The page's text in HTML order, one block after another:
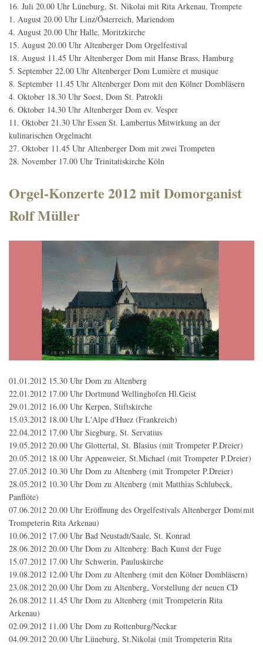
16. Juli 20.00 Uhr Lüneburg, St. Nikolai mit Rita Arkenau, Trompete
1. August 20.00 Uhr Linz/Österreich, Mariendom
4. August 20.00 Uhr Halle, Moritzkirche
15. August 20.00 Uhr Altenberger Dom Orgelfestival
18. August 11.45 Uhr Altenberger Dom mit Hanse Brass, Hamburg
5. September 22.00 Uhr Altenberger Dom Lumière et musique
8. September 11.45 Uhr Altenberger Dom mit den Kölner Dombläsern
4. Oktober 18.30 Uhr Soest, Dom St. Patrokli
6. Oktober 14.30 Uhr Altenberger Dom ev. Vesper
11. Oktober 21.30 Uhr Essen St. Lambertus Mitwirkung an der
kulinarischen Orgelnacht
27. Oktober 11.45 Uhr Altenberger Dom mit zwei Trompeten
28. November 17.00 Uhr Trinitatiskirche Köln
Orgel-Konzerte 2012 mit Domorganist
Rolf Müller
01.01.2012 15.30 Uhr Dom zu Altenberg
22.01.2012 17.00 Uhr Dortmund Wellinghofen Hl.Geist
29.01.2012 16.00 Uhr Kerpen, Stiftskirche
15.03.2012 18.00 Uhr L'Alpe d'Huez (Frankreich)
22.04.2012 17.00 Uhr Siegburg, St. Servatius
19.05.2012 20.00 Uhr Glottertal, St. Blasius (mit Trompeter P.Dreier)
20.05.2012 18.00 Uhr Appenweier, St.Michael (mit Trompeter P.Dreier)
27.05.2012 10.30 Uhr Dom zu Altenberg (mit Trompeter P.Dreier)
28.05.2012 10.30 Uhr Dom zu Altenberg (mit Matthias Schlubeck,
Panflöte)
07.06.2012 20.00 Uhr Eröffnung des Orgelfestivals Altenberger Dom(mit
Trompeterin Rita Arkenau)
10.06.2012 17.00 Uhr Bad Neustadt/Saale, St. Konrad
28.06.2012 20.00 Uhr Dom zu Altenberg: Bach Kunst der Fuge
15.07.2012 17.00 Uhr Schwerin, Pauluskirche
19.08.2012 12.00 Uhr Dom zu Altenberg (mit den Kölner Dombläsern)
23.08.2012 20.00 Uhr Dom zu Altenberg, Vorstellung der neuen CD
26.08.2012 11.45 Uhr Dom zu Altenberg (mit Trompeterin Rita
Arkenau)
02.09.2012 11.00 Uhr Dom zu Rottenburg/Neckar
04.09.2012 20.00 Uhr Lüneburg, St.Nikolai (mit Trompeterin Rita